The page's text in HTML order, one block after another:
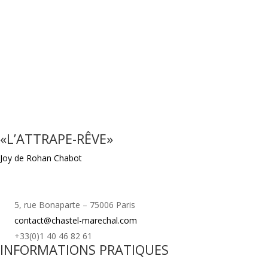
«L’ATTRAPE-RÊVE»
Joy de Rohan Chabot
5, rue Bonaparte – 75006 Paris
contact@chastel-marechal.com
+33(0)1 40 46 82 61
INFORMATIONS PRATIQUES